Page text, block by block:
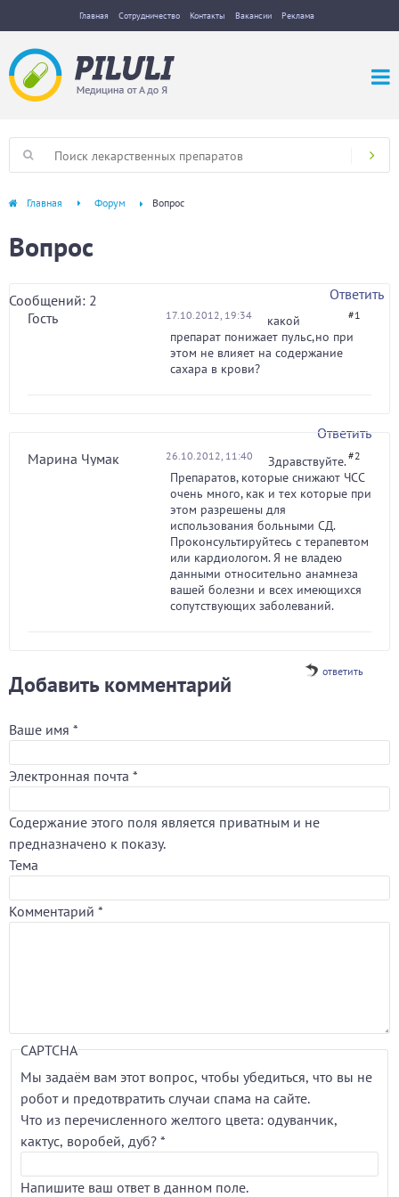
Главная Сотрудничество Контакты Вакансии Реклама
Главная Форум Вопрос
Вопрос
Сообщений: 2
Ответить
Гость
17.10.2012, 19:34 #1
какой
препарат понижает пульс,но при
этом не влияет на содержание
сахара в крови?
Ответить
Марина Чумак
26.10.2012, 11:40 #2
Здравствуйте.
Препаратов, которые снижают ЧСС
очень много, как и тех которые при
этом разрешены для
использования больными СД.
Проконсультируйтесь с терапевтом
или кардиологом. Я не владею
данными относительно анамнеза
вашей болезни и всех имеющихся
сопутствующих заболеваний.
ответить
Добавить комментарий
Ваше имя *
Электронная почта *
Содержание этого поля является приватным и не
предназначено к показу.
Тема
Комментарий *
CAPTCHA
Мы задаём вам этот вопрос, чтобы убедиться, что вы не
робот и предотвратить случаи спама на сайте.
Что из перечисленного желтого цвета: одуванчик,
кактус, воробей, дуб? *
Напишите ваш ответ в данном поле.